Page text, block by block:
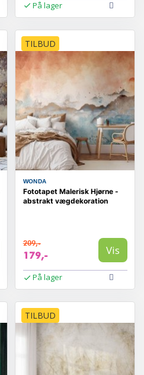
På lager
TILBUD
WONDA
Fototapet Malerisk Hjørne -
abstrakt vægdekoration
209,-
179,- Vis
På lager
TILBUD